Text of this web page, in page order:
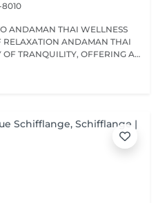
8010
ANDAMAN THAI WELLNESS
RELAXATION ANDAMAN THAI
OF TRANQUILITY, OFFERING A